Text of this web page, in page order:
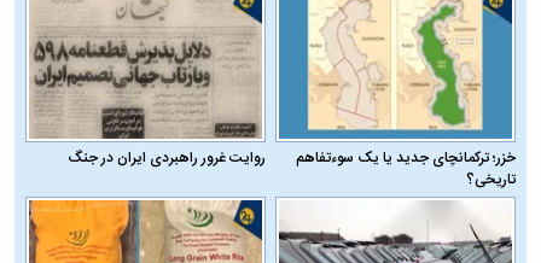
خزر؛ ترکمانچای جدید یا یک سوءتفاهم
تاریخی؟
روایت غرور راهبردی ایران در جنگ